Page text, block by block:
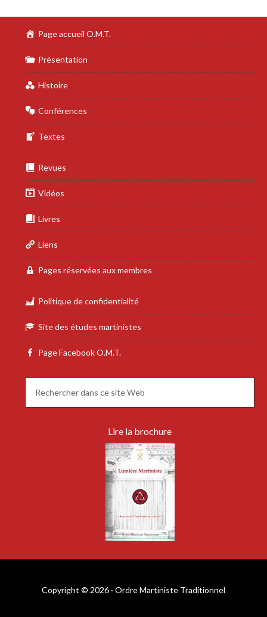
Page accueil O.M.T.
Présentation
Histoire
Conférences
Textes
Revues
Vidéos
Livres
Liens
Pages réservées aux membres
Politique de confidentialité
Site des études martinistes
Page Facebook O.M.T.
Lire la brochure
Copyright © 2026 · Ordre Martiniste Traditionnel